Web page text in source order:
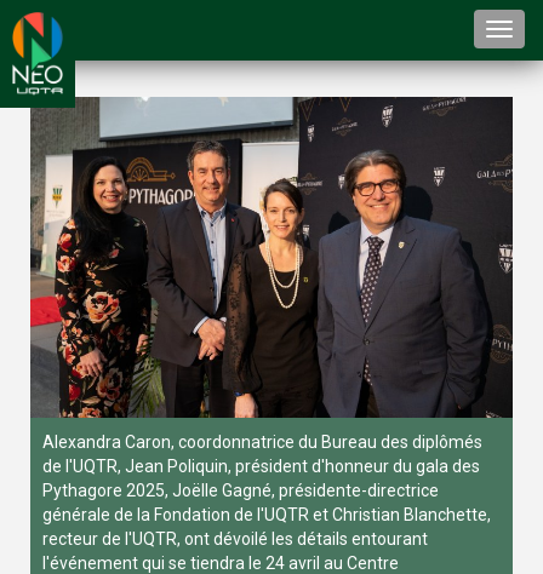
Alexandra Caron, coordonnatrice du Bureau des diplômés
de l'UQTR, Jean Poliquin, président d'honneur du gala des
Pythagore 2025, Joëlle Gagné, présidente-directrice
générale de la Fondation de l'UQTR et Christian Blanchette,
recteur de l'UQTR, ont dévoilé les détails entourant
l'événement qui se tiendra le 24 avril au Centre